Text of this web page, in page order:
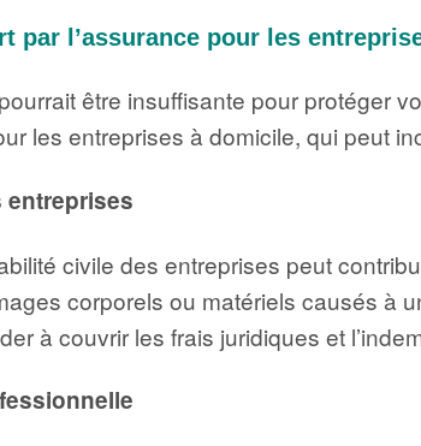
par l’assurance pour les
être insuffisante pour protéger
les entreprises à domicile, qui peut
civile des entreprises peut
corporels ou matériels causés à
à couvrir les frais juridiques et